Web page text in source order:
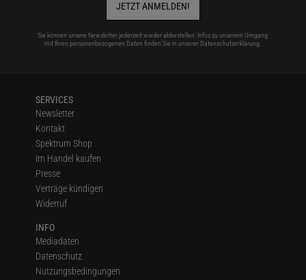
JETZT ANMELDEN!
Sie können unsere Newsletter jederzeit wieder abbestellen. Infos zu unserem Umgang
mit Ihren personenbezogenen Daten finden Sie in unserer Datenschutzerklärung.
SERVICES
Newsletter
Kontakt
Spektrum Shop
Im Handel kaufen
Presse
Verträge kündigen
Widerruf
INFO
Mediadaten
Datenschutz
Nutzungsbedingungen